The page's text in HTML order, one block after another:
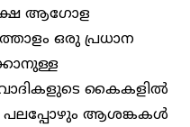
ആഗോള
ഒരു പ്രധാന
കൈകളിൽ
പലപ്പോഴും ആശങ്കകൾ